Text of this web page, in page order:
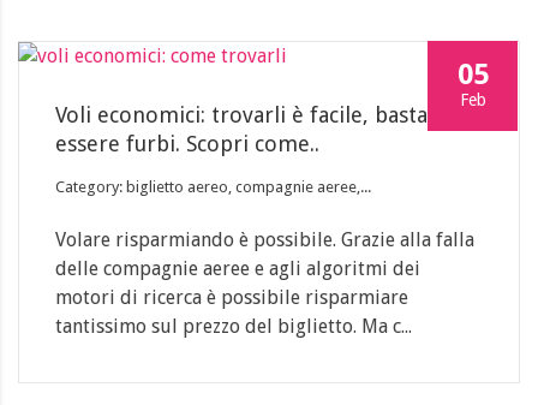
05
Feb
Voli economici: trovarli è facile, basta
essere furbi. Scopri come..
Category: biglietto aereo, compagnie aeree,...
Volare risparmiando è possibile. Grazie alla falla
delle compagnie aeree e agli algoritmi dei
motori di ricerca è possibile risparmiare
tantissimo sul prezzo del biglietto. Ma c...